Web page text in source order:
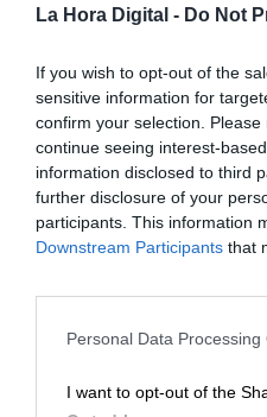
La Hora Digital - Do Not
If you wish to opt-out of the
sensitive information for
confirm your selection.
continue seeing interest-
information disclosed to third
further disclosure of your
participants. This information
Downstream Participants that
Personal Data Processing
I want to opt-out of the
El
Por
Más
lunes, 9